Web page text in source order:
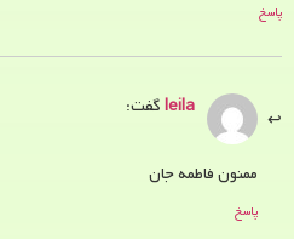
پاسخ
leilaگفت:
ممنون فاطمه جان
پاسخ